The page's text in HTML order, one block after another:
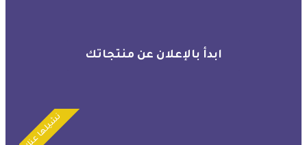
ابدأ بالإعلان عن منتجاتك
نشيلها عنك